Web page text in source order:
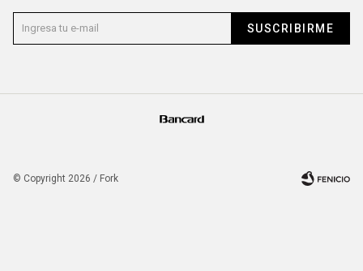
SUSCRIBIRME
© Copyright 2026 / Fork